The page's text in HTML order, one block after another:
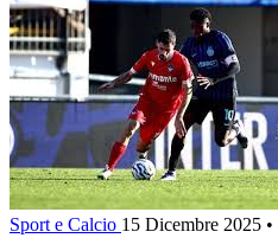
Sport e Calcio 15 Dicembre 2025 •